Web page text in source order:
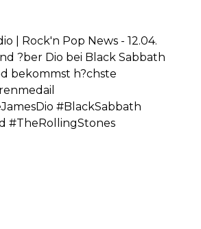
| Rock'n Pop News - 12.04.
?ber Dio bei Black Sabbath
bekommst h?chste
#BlackSabbath
#TheRollingStones